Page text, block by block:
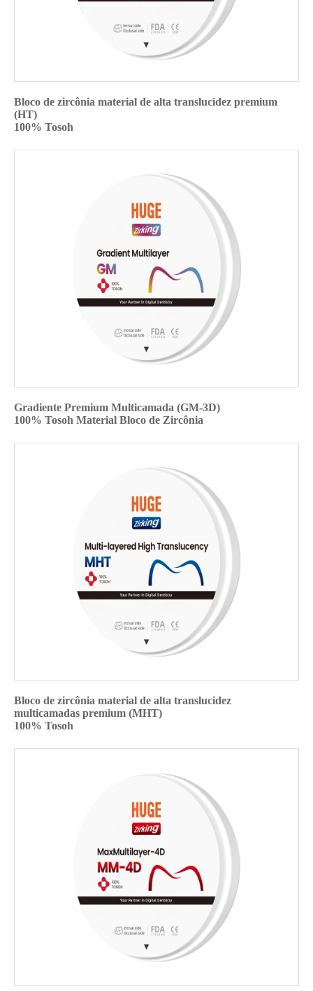
Bloco de zircônia material de alta translucidez premium
(HT)
100% Tosoh
Gradiente Premium Multicamada (GM-3D)
100% Tosoh Material Bloco de Zircônia
Bloco de zircônia material de alta translucidez
multicamadas premium (MHT)
100% Tosoh